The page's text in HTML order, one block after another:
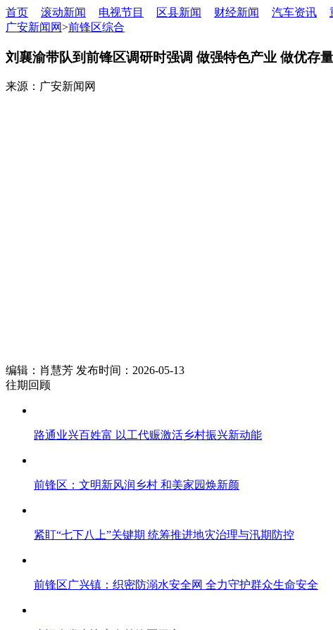
首页 滚动新闻 电视节目 区县新闻 财经新闻 汽车资讯
广安新闻网>前锋区综合
刘襄渝带队到前锋区调研时强调 做强特色产业 做优存
来源：广安新闻网
编辑：肖慧芳 发布时间：2026-05-13
往期回顾
路通业兴百姓富 以工代赈激活乡村振兴新动能
前锋区：文明新风润乡村 和美家园焕新颜
紧盯“七下八上”关键期 统筹推进地灾治理与汛期防控
前锋区广兴镇：织密防溺水安全网 全力守护群众生命安全